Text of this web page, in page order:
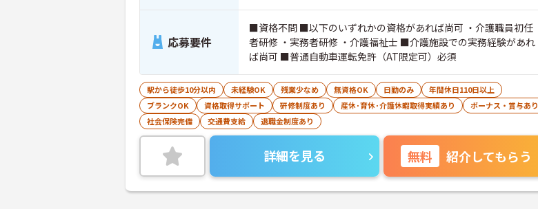
応募要件
■資格不問 ■以下のいずれかの資格があれば尚可 ・介護職員初任
者研修 ・実務者研修 ・介護福祉士 ■介護施設での実務経験があれ
ば尚可 ■普通自動車運転免許（AT限定可）必須
駅から徒歩10分以内 未経験OK 残業少なめ 無資格OK 日勤のみ
年間休日110日以上
ブランクOK
資格取得サポート 研修制度あり 産休･育休･介護休暇取得実績あり
ボーナス・賞与あり
社会保険完備
交通費支給 退職金制度あり
詳細を見る 無料 紹介してもらう